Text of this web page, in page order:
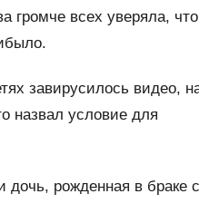
громче всех уверяла, что
завирусилось видео,
назвал условие для
рожденная в браке с